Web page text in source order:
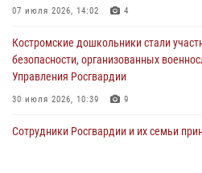
«Росгвардия. Вехи истории»:
27 июля 2026, 07:11
07 июля 2026, 14:02 4
Костромские дошкольники стали
безопасности, организованных
Управления Росгвардии
30 июля 2026, 10:39 9
Cотрудники Росгвардии и их семьи